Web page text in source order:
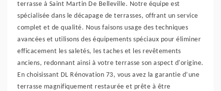
terrasse à Saint Martin De Belleville. Notre équipe est
spécialisée dans le décapage de terrasses, offrant un service
complet et de qualité. Nous faisons usage des techniques
avancées et utilisons des équipements spéciaux pour éliminer
efficacement les saletés, les taches et les revêtements
anciens, redonnant ainsi à votre terrasse son aspect d'origine.
En choisissant DL Rénovation 73, vous avez la garantie d’une
terrasse magnifiquement restaurée et prête à être